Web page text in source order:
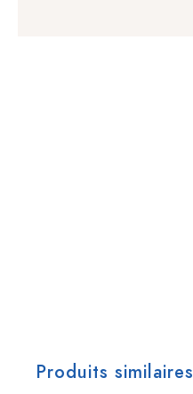
Produits similaires